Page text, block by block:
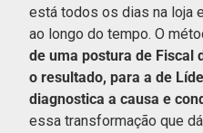
está todos os dias na loja
ao longo do tempo. O
de uma postura de Fiscal
o resultado, para a de
diagnostica a causa e
essa transformação que